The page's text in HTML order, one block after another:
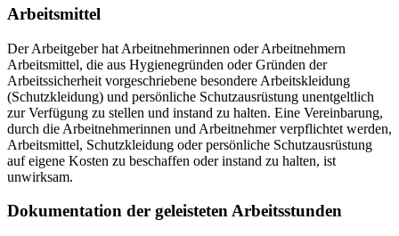
Arbeitsmittel
Der Arbeitgeber hat Arbeitnehmerinnen oder Arbeitnehmern
Arbeitsmittel, die aus Hygienegründen oder Gründen der
Arbeitssicherheit vorgeschriebene besondere Arbeitskleidung
(Schutzkleidung) und persönliche Schutzausrüstung unentgeltlich
zur Verfügung zu stellen und instand zu halten. Eine Vereinbarung,
durch die Arbeitnehmerinnen und Arbeitnehmer verpflichtet werden,
Arbeitsmittel, Schutzkleidung oder persönliche Schutzausrüstung
auf eigene Kosten zu beschaffen oder instand zu halten, ist
unwirksam.
Dokumentation der geleisteten Arbeitsstunden